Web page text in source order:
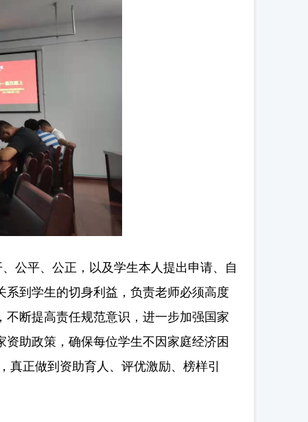
公平、公正，以及学生本人提出申请、自
到学生的切身利益，负责老师必须高度
断提高责任规范意识，进一步加强国家
助政策，确保每位学生不因家庭经济困
正做到资助育人、评优激励、榜样引